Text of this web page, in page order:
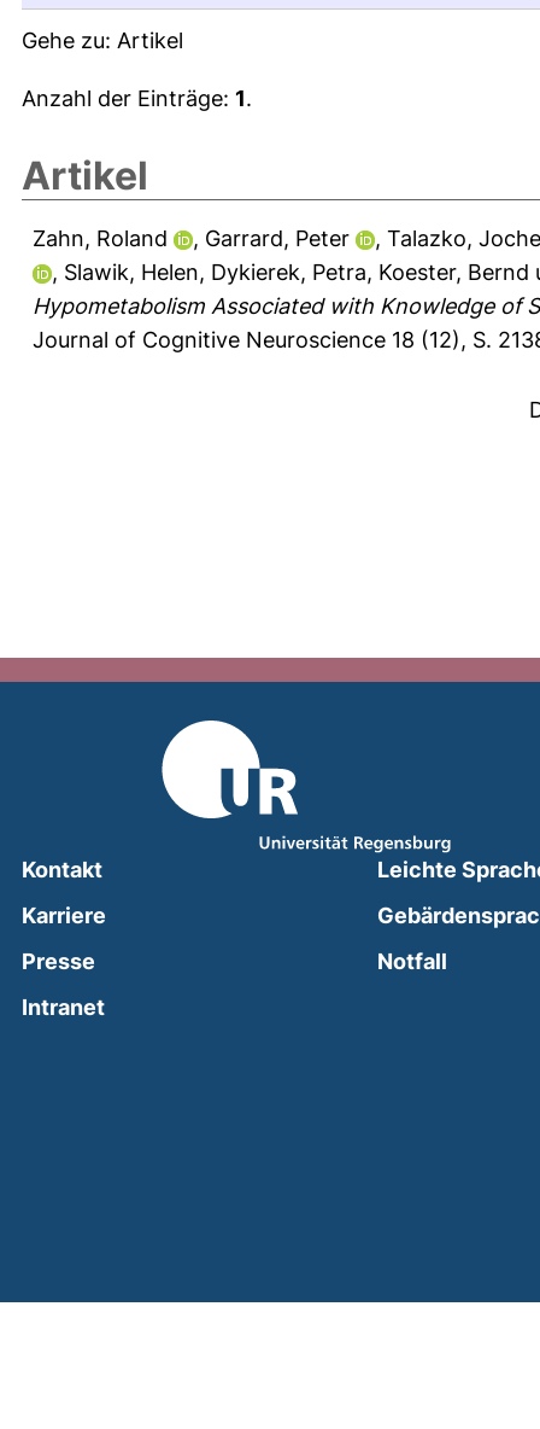
Gehe zu: Artikel
Anzahl der Einträge: 1.
Artikel
Zahn, Roland , Garrard, Peter , Talazko,
, Slawik, Helen, Dykierek, Petra, Koester, Bernd
Hypometabolism Associated with Knowledge of
Journal of Cognitive Neuroscience 18 (12), S.
Kontakt
Karriere
Presse
Intranet(external link, opens in a new window)
Leichte
Notfall